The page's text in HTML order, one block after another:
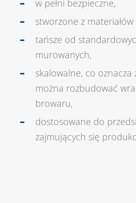
w pełni bezpieczne,
stworzone z
tańsze od
murowanych,
skalowalne, co oznacza
można rozbudować
browaru,
dostosowane do
zajmujących się